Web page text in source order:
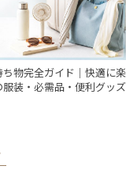
ち物完全ガイド｜快適に楽
服装・必需品・便利グッズ